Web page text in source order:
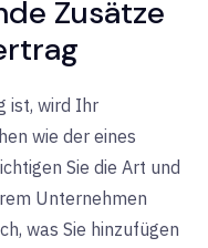
Zusätze
ist, wird Ihr
wie der eines
Sie die Art und
Unternehmen
was Sie hinzufügen